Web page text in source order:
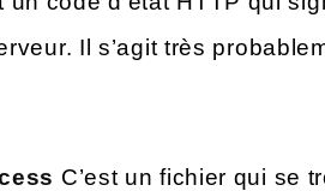
Il s’agit très
C’est un fichier qui se